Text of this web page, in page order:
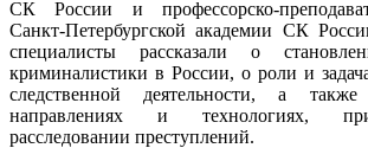
СК России и профессорско-
Санкт-Петербургской академии СК
специалисты рассказали о
криминалистики в России, о роли и
следственной деятельности, а
направлениях и технологиях,
расследовании преступлений.